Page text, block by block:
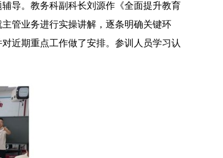
导。教务科副科长刘源作《全面提升教育
管业务进行实操讲解，逐条明确关键环
近期重点工作做了安排。参训人员学习认